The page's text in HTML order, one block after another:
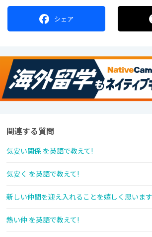
シェア
関連する質問
気安い関係 を英語で教えて!
気安く を英語で教えて!
新しい仲間を迎え入れることを嬉しく思いま
熱い仲 を英語で教えて!